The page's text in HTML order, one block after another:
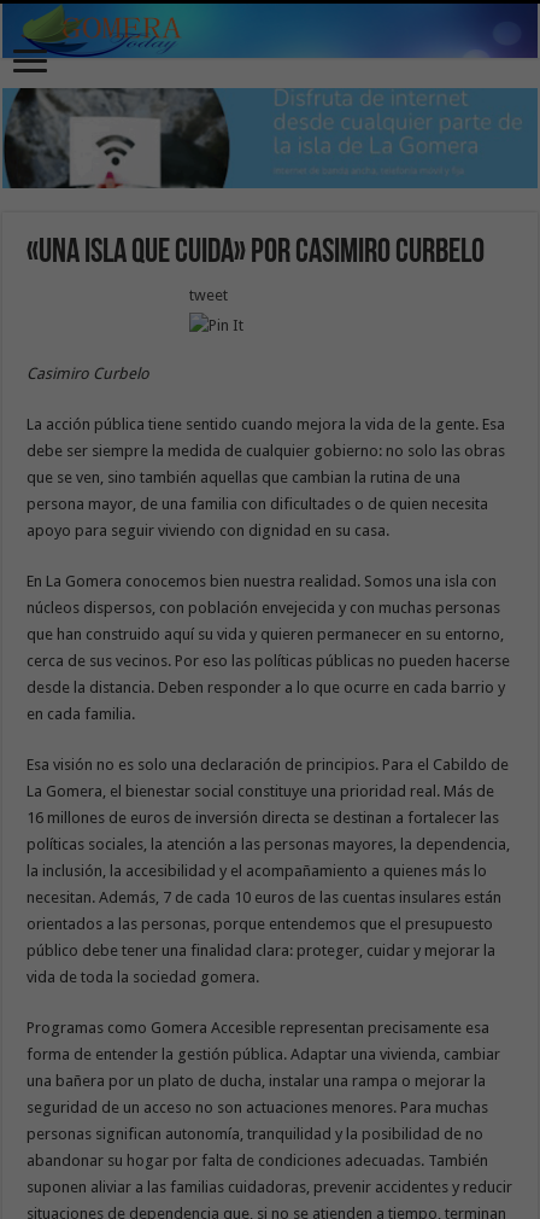
«Una isla que cuida» por Casimiro Curbelo
tweet
Casimiro Curbelo
La acción pública tiene sentido cuando mejora la vida de la gente. Esa
debe ser siempre la medida de cualquier gobierno: no solo las obras
que se ven, sino también aquellas que cambian la rutina de una
persona mayor, de una familia con dificultades o de quien necesita
apoyo para seguir viviendo con dignidad en su casa.
En La Gomera conocemos bien nuestra realidad. Somos una isla con
núcleos dispersos, con población envejecida y con muchas personas
que han construido aquí su vida y quieren permanecer en su entorno,
cerca de sus vecinos. Por eso las políticas públicas no pueden hacerse
desde la distancia. Deben responder a lo que ocurre en cada barrio y
en cada familia.
Esa visión no es solo una declaración de principios. Para el Cabildo de
La Gomera, el bienestar social constituye una prioridad real. Más de
16 millones de euros de inversión directa se destinan a fortalecer las
políticas sociales, la atención a las personas mayores, la dependencia,
la inclusión, la accesibilidad y el acompañamiento a quienes más lo
necesitan. Además, 7 de cada 10 euros de las cuentas insulares están
orientados a las personas, porque entendemos que el presupuesto
público debe tener una finalidad clara: proteger, cuidar y mejorar la
vida de toda la sociedad gomera.
Programas como Gomera Accesible representan precisamente esa
forma de entender la gestión pública. Adaptar una vivienda, cambiar
una bañera por un plato de ducha, instalar una rampa o mejorar la
seguridad de un acceso no son actuaciones menores. Para muchas
personas significan autonomía, tranquilidad y la posibilidad de no
abandonar su hogar por falta de condiciones adecuadas. También
suponen aliviar a las familias cuidadoras, prevenir accidentes y reducir
situaciones de dependencia que, si no se atienden a tiempo, terminan